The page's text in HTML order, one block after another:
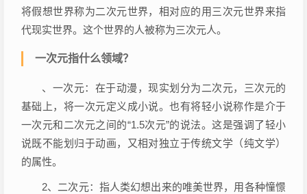
将假想世界称为二次元世界，相对应的用三次元世界来指
代现实世界。这个世界的人被称为三次元人。
一次元指什么领域？
、一次元：在于动漫，现实划分为二次元，三次元的
基础上，将一次元定义成小说。也有将轻小说称作是介于
一次元和二次元之间的“1.5次元”的说法。这是强调了轻小
说既不能划归于动画，又相对独立于传统文学（纯文学）
的属性。
2、二次元：指人类幻想出来的唯美世界，用各种憧憬